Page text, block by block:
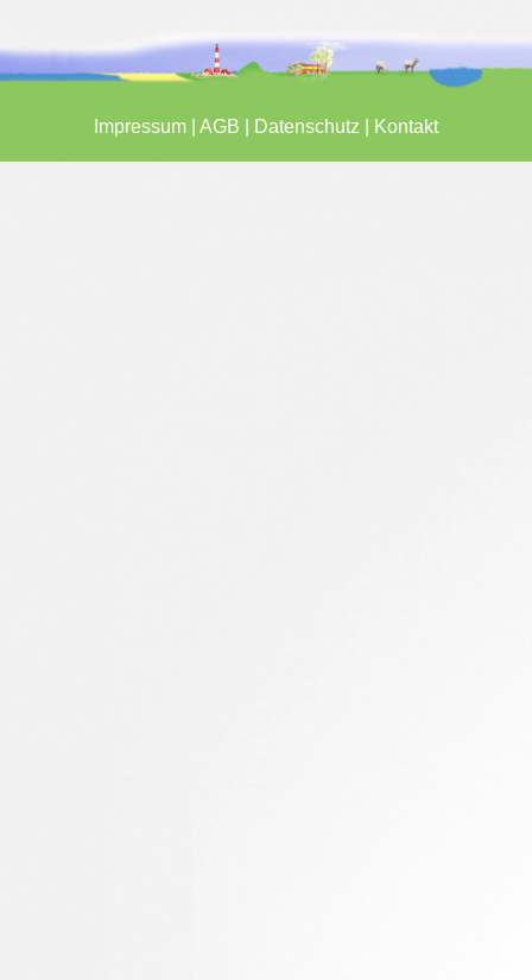
Impressum AGB Datenschutz Kontakt